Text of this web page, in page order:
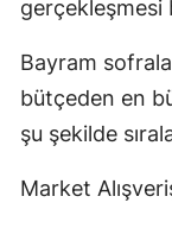
gerçekleşmesi
Bayram
bütçeden en
şu şekilde
Market